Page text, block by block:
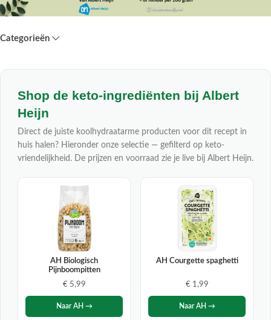
Categorieën
Shop de keto-ingrediënten bij Albert
Heijn
Direct de juiste koolhydraatarme producten voor dit recept in
huis halen? Hieronder onze selectie — gefilterd op keto-
vriendelijkheid. De prijzen en voorraad zie je live bij Albert Heijn.
AH Biologisch
Pijnboompitten
€ 5,99
Naar AH →
AH Courgette spaghetti
€ 1,99
Naar AH →